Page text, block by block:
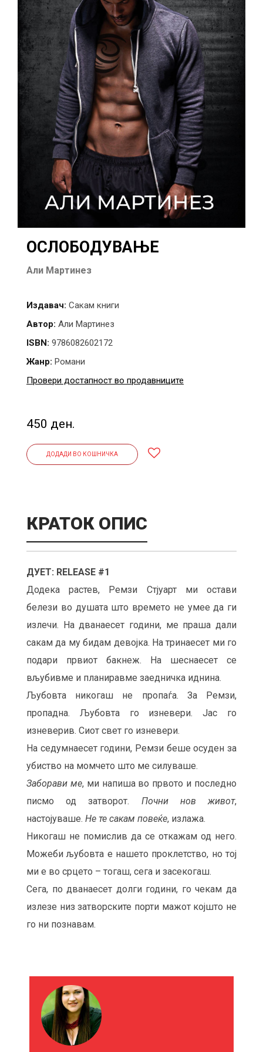
ОСЛОБОДУВАЊЕ
Али Мартинез
Издавач: Сакам книги
Автор: Али Мартинез
ISBN: 9786082602172
Жанр: Романи
Провери достапност во продавниците
450 ден.
ДОДАДИ ВО КОШНИЧКА
КРАТОК ОПИС
ДУЕТ: RELEASE #1
Додека растев, Ремзи Стјуарт ми остави
белези во душата што времето не умее да ги
излечи. На дванаесет години, ме праша дали
сакам да му бидам девојка. На тринаесет ми го
подари првиот бакнеж. На шеснаесет се
вљубивме и планиравме заедничка иднина.
Љубовта никогаш не пропаѓа. За Ремзи,
пропадна. Љубовта го изневери. Јас го
изневерив. Сиот свет го изневери.
На седумнаесет години, Ремзи беше осуден за
убиство на момчето што ме силуваше.
Заборави ме, ми напиша во првото и последно
писмо од затворот. Почни нов живот,
настојуваше. Не те сакам повеќе, излажа.
Никогаш не помислив да се откажам од него.
Можеби љубовта е нашето проклетство, но тој
ми е во срцето – тогаш, сега и засекогаш.
Сега, по дванаесет долги години, го чекам да
излезе низ затворските порти мажот којшто не
го ни познавам.